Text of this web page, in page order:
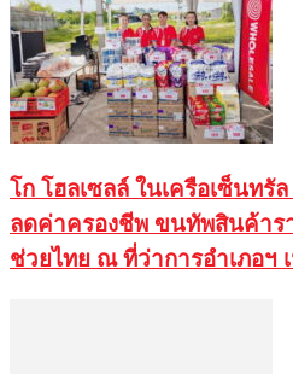
โก โฮลเซลล์ ในเครือเซ็นทรั
ลดค่าครองชีพ ขนทัพสินค้าร
ช่วยไทย ณ ที่ว่าการอำเภอฯ